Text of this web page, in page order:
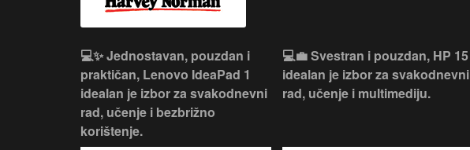
💻✨ Jednostavan, pouzdan i
praktičan, Lenovo IdeaPad 1
idealan je izbor za svakodnevni
rad, učenje i bezbrižno
korištenje.
💻💼 Svestran i pouzdan, HP 15
idealan je izbor za svakodnevni
rad, učenje i multimediju.